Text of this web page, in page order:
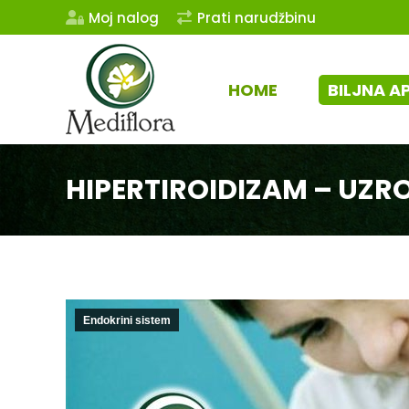
Moj nalog Prati narudžbinu
HOME BILJNA
HIPERTIROIDIZAM –
Endokrini sistem